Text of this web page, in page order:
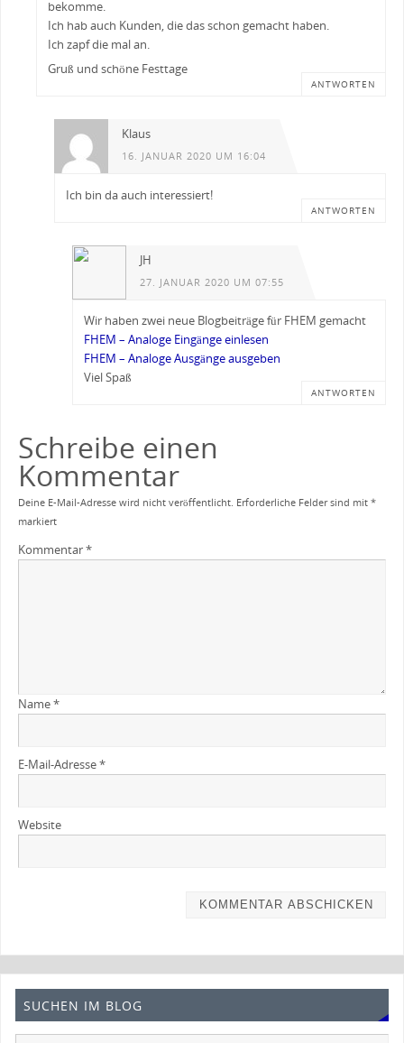
bekomme.
Ich hab auch Kunden, die das schon gemacht haben.
Ich zapf die mal an.
Gruß und schöne Festtage
ANTWORTEN
Klaus
16. JANUAR 2020 UM 16:04
Ich bin da auch interessiert!
ANTWORTEN
JH
27. JANUAR 2020 UM 07:55
Wir haben zwei neue Blogbeiträge für FHEM gemacht
FHEM – Analoge Eingänge einlesen
FHEM – Analoge Ausgänge ausgeben
Viel Spaß
ANTWORTEN
Schreibe einen
Kommentar
Deine E-Mail-Adresse wird nicht veröffentlicht. Erforderliche Felder sind mit *
markiert
Kommentar*
Name*
E-Mail-Adresse*
Website
SUCHEN IM BLOG